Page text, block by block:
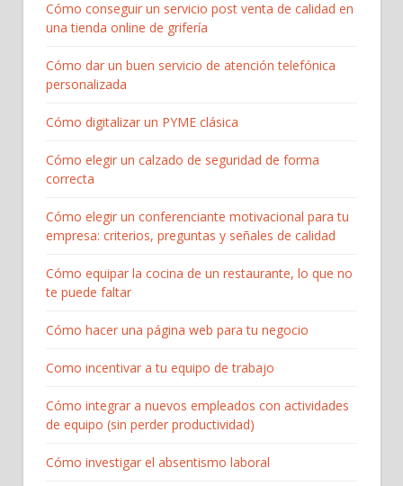
Cómo conseguir un servicio post venta de calidad en
una tienda online de grifería
Cómo dar un buen servicio de atención telefónica
personalizada
Cómo digitalizar un PYME clásica
Cómo elegir un calzado de seguridad de forma
correcta
Cómo elegir un conferenciante motivacional para tu
empresa: criterios, preguntas y señales de calidad
Cómo equipar la cocina de un restaurante, lo que no
te puede faltar
Cómo hacer una página web para tu negocio
Como incentivar a tu equipo de trabajo
Cómo integrar a nuevos empleados con actividades
de equipo (sin perder productividad)
Cómo investigar el absentismo laboral